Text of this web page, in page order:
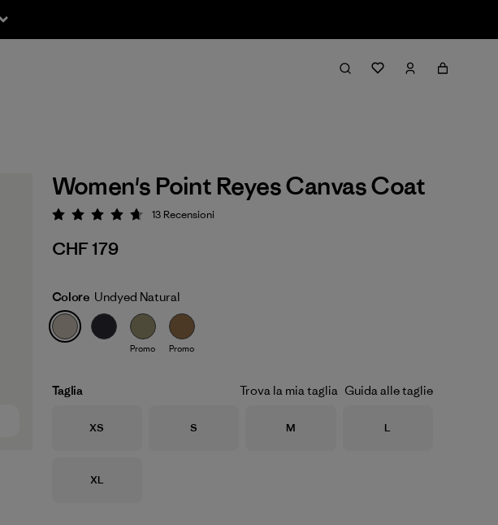
Women's Point Reyes Canvas Coat
Valutazione: 4.7 / 5
13 Recensioni
CHF 179
Colore Undyed Natural
Promo Promo
Taglia Trova la mia taglia Guida alle taglie
Taglia
XS Taglia
S Taglia
M Taglia
L
Taglia
XL